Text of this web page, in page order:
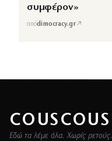
συμφέρον»
απόdimocracy.gr↗
COUSCOUS
Εδώ τα λέμε όλα. Χωρίς ρετούς.